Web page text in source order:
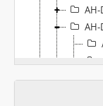
AH-
AH-